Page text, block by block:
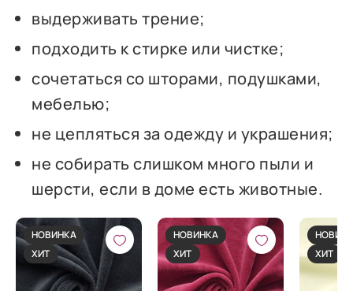
выдерживать трение;
подходить к стирке или чистке;
сочетаться со шторами, подушками,
мебелью;
не цепляться за одежду и украшения;
не собирать слишком много пыли и
шерсти, если в доме есть животные.
НОВИНКА
ХИТ
НОВИНКА
ХИТ
ХИТ